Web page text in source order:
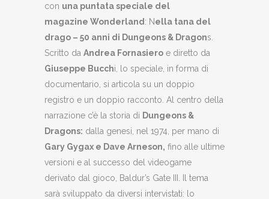
con una puntata speciale del
magazine Wonderland: Nella tana del
drago – 50 anni di Dungeons & Dragons.
Scritto da Andrea Fornasiero e diretto da
Giuseppe Bucchi, lo speciale, in forma di
documentario, si articola su un doppio
registro e un doppio racconto. Al centro della
narrazione c’è la storia di Dungeons &
Dragons: dalla genesi, nel 1974, per mano di
Gary Gygax e Dave Arneson, fino alle ultime
versioni e al successo del videogame
derivato dal gioco, Baldur’s Gate III. Il tema
sarà sviluppato da diversi intervistati: lo